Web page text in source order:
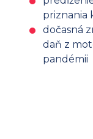
priznania
dočasná
daň z
pandémii